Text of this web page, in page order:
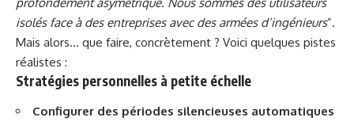
isolés face à des entreprises avec des armées d’ingénieurs”.
Mais alors… que faire, concrètement ? Voici quelques pistes
réalistes :
Stratégies personnelles à petite échelle
Configurer des périodes silencieuses automatiques